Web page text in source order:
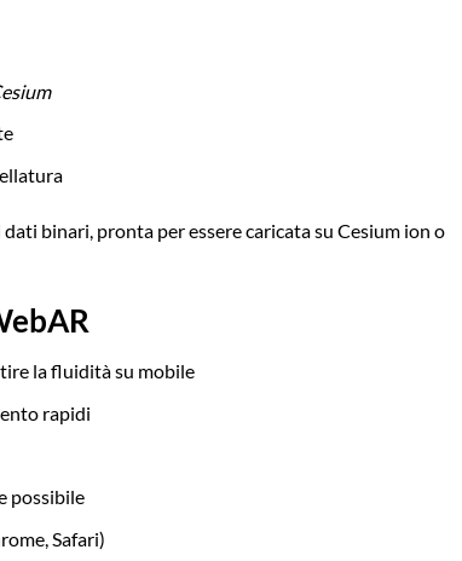
dati binari, pronta per essere caricata su Cesium ion o
la fluidità su mobile
rapidi
possibile
Safari)